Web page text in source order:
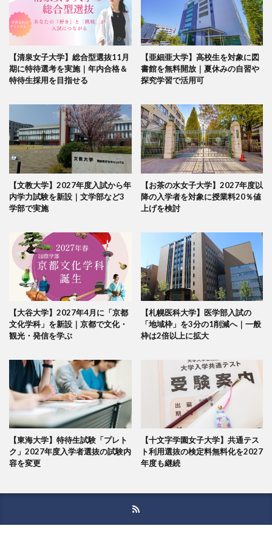
【清泉女子大学】総合型選抜11月
期に特待選考を実施｜年内合格＆
特待生採用を目指せる
【亜細亜大学】高校生を対象に図
書館を無料開放｜夏休みの自習や
探究学習で活用可
【文教大学】2027年度入試から年
内学力試験を新設｜文学部など3
学部で実施
【お茶の水女子大学】2027年度以
降の入学者を対象に授業料20％値
上げを検討
【大谷大学】2027年4月に「京都
文化学科」を新設｜京都で文化・
観光・発信を学ぶ
【札幌医科大学】医学部入試の
「地域枠」を3分の1削減へ｜一般
枠は2倍以上に拡大
【東海大学】特待生試験「プレト
ク」2027年度入学者選抜の試験内
容を変更
【十文字学園女子大学】共通テス
ト利用選抜の検定料無料化を2027
年度も継続